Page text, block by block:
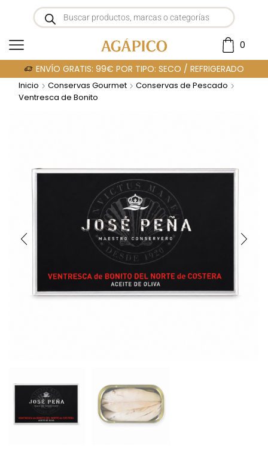
0
ENVÍO GRATIS: 99€ POR TIPO: SECO / REFRIGERADO
Inicio Conservas Gourmet
Conservas de Pescado
Ventresca de Bonito